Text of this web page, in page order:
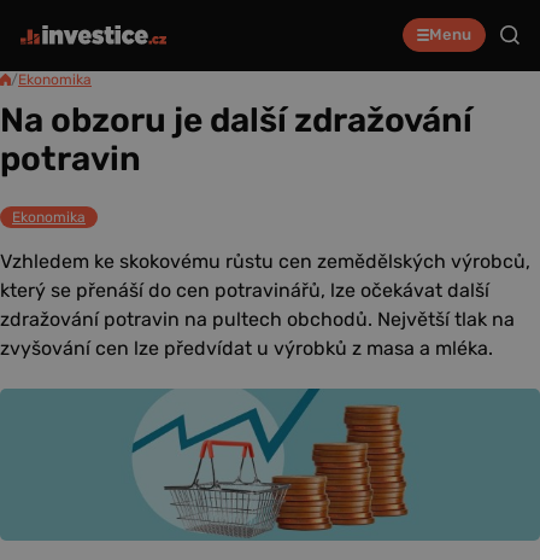
Menu
/Ekonomika
Na obzoru je další zdražování
potravin
Ekonomika
Vzhledem ke skokovému růstu cen zemědělských výrobců,
který se přenáší do cen potravinářů, lze očekávat další
zdražování potravin na pultech obchodů. Největší tlak na
zvyšování cen lze předvídat u výrobků z masa a mléka.